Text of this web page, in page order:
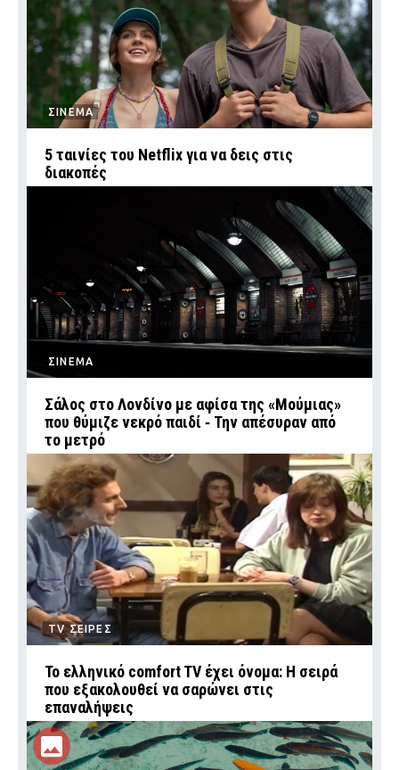
ΣΙΝΕΜΑ
5 ταινίες του Netflix για να δεις στις
διακοπές
ΣΙΝΕΜΑ
Σάλος στο Λονδίνο με αφίσα της «Μούμιας»
που θύμιζε νεκρό παιδί ‑ Την απέσυραν από
το μετρό
TV ΣΕΙΡΕΣ
Το ελληνικό comfort TV έχει όνομα: Η σειρά
που εξακολουθεί να σαρώνει στις
επαναλήψεις